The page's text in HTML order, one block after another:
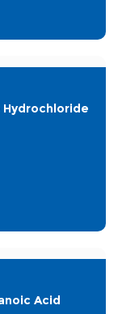
Acid